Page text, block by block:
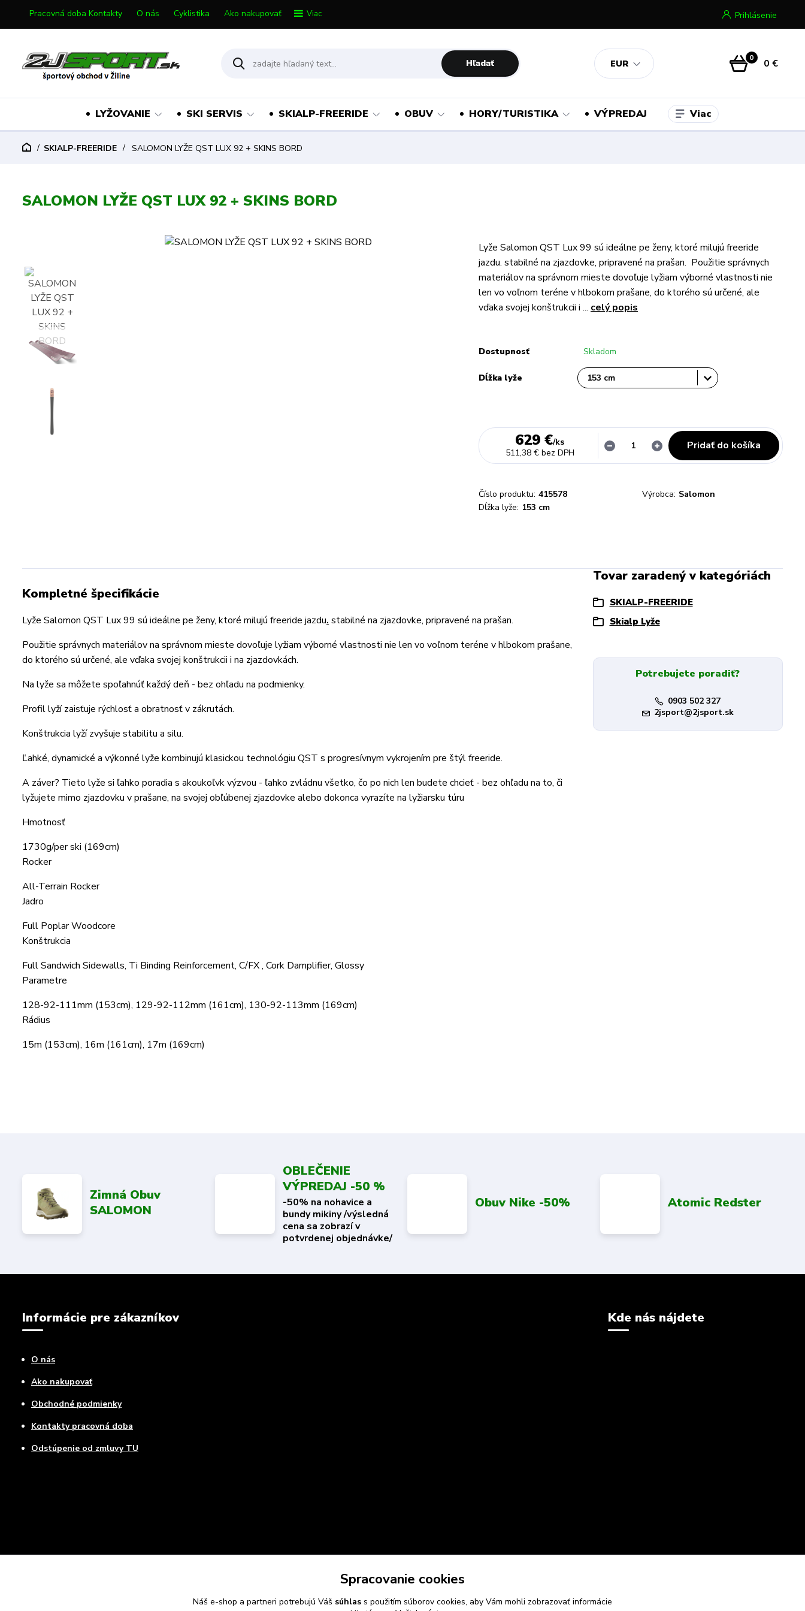
Pracovná doba Kontakty O nás Cyklistika Ako nakupovať Viac
EUR
Prihlásenie
Hľadať 0 0 €
LYŽOVANIE SKI SERVIS SKIALP-FREERIDE OBUV HORY/TURISTIKA VÝPREDAJ Viac
SKIALP-FREERIDE SALOMON LYŽE QST LUX 92 + SKINS BORD
SALOMON LYŽE QST LUX 92 + SKINS BORD
Lyže Salomon QST Lux 99 sú ideálne pe ženy, ktoré milujú freeride
jazdu. stabilné na zjazdovke, pripravené na prašan. Použitie správnych
materiálov na správnom mieste dovoľuje lyžiam výborné vlastnosti nie
len vo voľnom teréne v hlbokom prašane, do ktorého sú určené, ale
vďaka svojej konštrukcii i ... celý popis
Dostupnosť Skladom
Dĺžka lyže
629 €/ks
511,38 € bez DPH
Pridať do košíka
Číslo produktu: 415578 Výrobca: Salomon
Dĺžka lyže: 153 cm
Kompletné špecifikácie
Lyže Salomon QST Lux 99 sú ideálne pe ženy, ktoré milujú freeride jazdu. stabilné na zjazdovke, pripravené na prašan.
Použitie správnych materiálov na správnom mieste dovoľuje lyžiam výborné vlastnosti nie len vo voľnom teréne v hlbokom prašane,
do ktorého sú určené, ale vďaka svojej konštrukcii i na zjazdovkách.
Na lyže sa môžete spoľahnúť každý deň - bez ohľadu na podmienky.
Profil lyží zaisťuje rýchlosť a obratnosť v zákrutách.
Konštrukcia lyží zvyšuje stabilitu a silu.
Ľahké, dynamické a výkonné lyže kombinujú klasickou technológiu QST s progresívnym vykrojením pre štýl freeride.
A záver? Tieto lyže si ľahko poradia s akoukoľvk výzvou - ľahko zvládnu všetko, čo po nich len budete chcieť - bez ohľadu na to, či
lyžujete mimo zjazdovku v prašane, na svojej obľúbenej zjazdovke alebo dokonca vyrazíte na lyžiarsku túru
Hmotnosť
1730g/per ski (169cm)
Rocker
All-Terrain Rocker
Jadro
Full Poplar Woodcore
Konštrukcia
Full Sandwich Sidewalls, Ti Binding Reinforcement, C/FX , Cork Damplifier, Glossy
Parametre
128-92-111mm (153cm), 129-92-112mm (161cm), 130-92-113mm (169cm)
Rádius
15m (153cm), 16m (161cm), 17m (169cm)
Tovar zaradený v kategóriách
SKIALP-FREERIDE
Skialp Lyže
Potrebujete poradiť?
0903 502 327
2jsport@2jsport.sk
Zimná Obuv
SALOMON
OBLEČENIE
VÝPREDAJ -50 %
-50% na nohavice a
bundy mikiny /výsledná
cena sa zobrazí v
potvrdenej objednávke/
Obuv Nike -50% Atomic Redster
Informácie pre zákazníkov
O nás
Ako nakupovať
Obchodné podmienky
Kontakty pracovná doba
Odstúpenie od zmluvy TU
Kde nás nájdete
Spracovanie cookies
Náš e-shop a partneri potrebujú Váš súhlas s použitím súborov cookies, aby Vám mohli zobrazovať informácie